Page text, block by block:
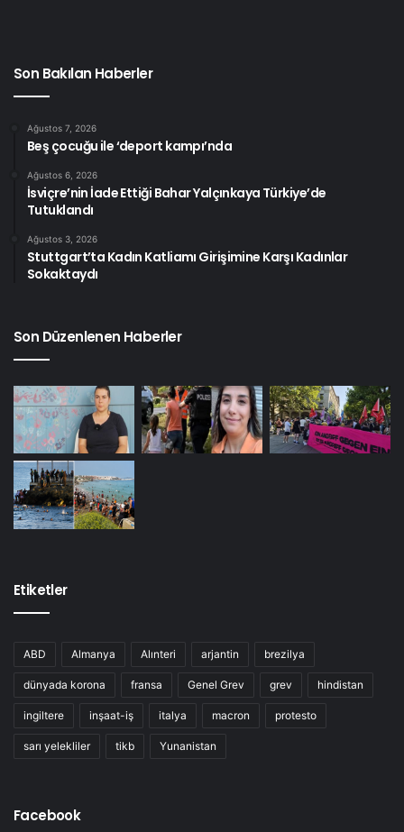
Son Bakılan Haberler
Ağustos 7, 2026
Beş çocuğu ile ‘deport kampı’nda
Ağustos 6, 2026
İsviçre’nin İade Ettiği Bahar Yalçınkaya Türkiye’de
Tutuklandı
Ağustos 3, 2026
Stuttgart’ta Kadın Katliamı Girişimine Karşı Kadınlar
Sokaktaydı
Son Düzenlenen Haberler
Etiketler
ABD Almanya Alınteri arjantin brezilya
dünyada korona fransa Genel Grev grev hindistan
ingiltere inşaat-iş italya macron protesto
sarı yelekliler tikb Yunanistan
Facebook